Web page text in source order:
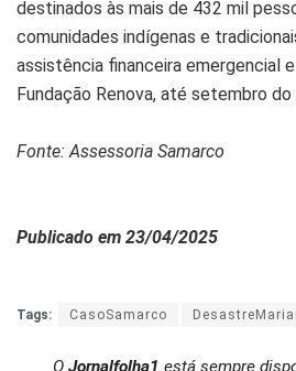
destinados às mais de 432 mil
comunidades indígenas e
assistência financeira emergencial
Fundação Renova, até setembro do
Fonte: Assessoria Samarco
Publicado em 23/04/2025
Tags: CasoSamarco
O Jornalfolha1 está sempre